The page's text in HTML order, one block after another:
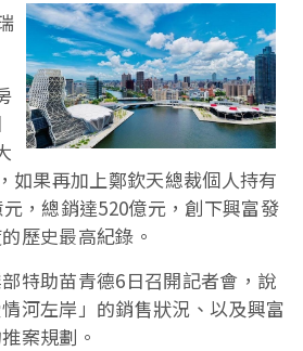
如果再加上鄭欽天總裁個人持有
，總銷達520億元，創下興富發
歷史最高紀錄。
特助苗青德6日召開記者會，說
河左岸」的銷售狀況、以及興富
案規劃。